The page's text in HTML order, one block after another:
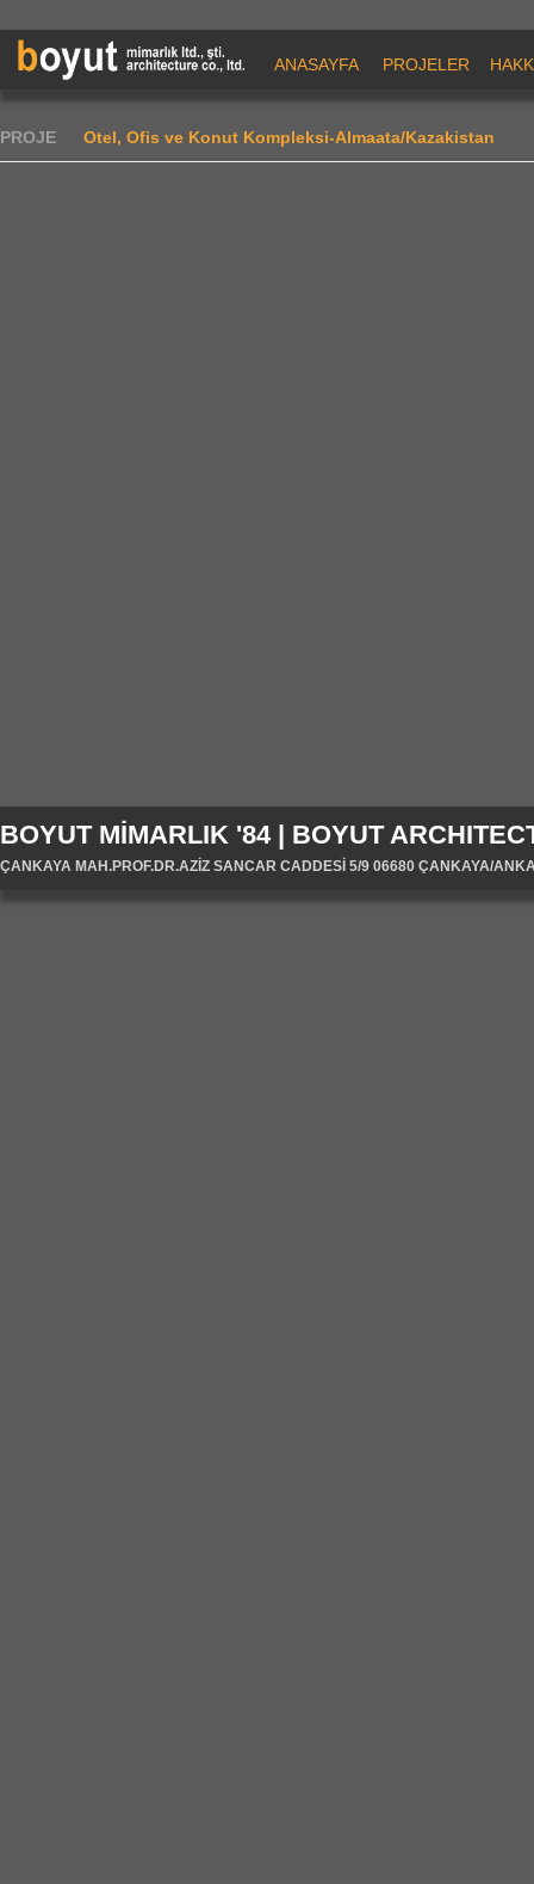
ANASAYFA PROJELER
PROJE Otel, Ofis ve Konut Kompleksi-Almaata/Kazakistan
BOYUT MİMARLIK '84 | BOYUT
ÇANKAYA MAH.PROF.DR.AZİZ SANCAR CADDESİ 5/9 06680 ÇANKAYA/